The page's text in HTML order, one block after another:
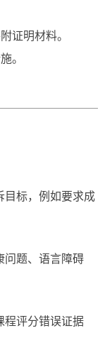
证明材料。
。
目标，例如要求成
问题、语言障碍
程评分错误证据